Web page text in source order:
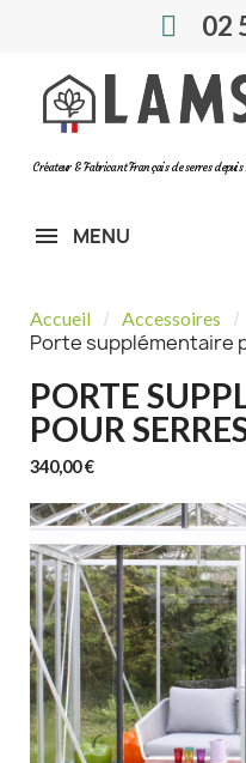
02
Créateur & Fabricant Français de serres depuis
MENU
Accueil Accessoires
Porte supplémentaire
PORTE
POUR
340,00 €